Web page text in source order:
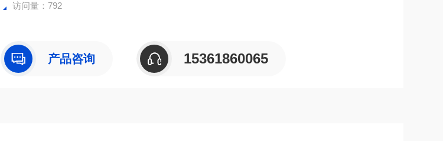
访问量：792
产品咨询 15361860065